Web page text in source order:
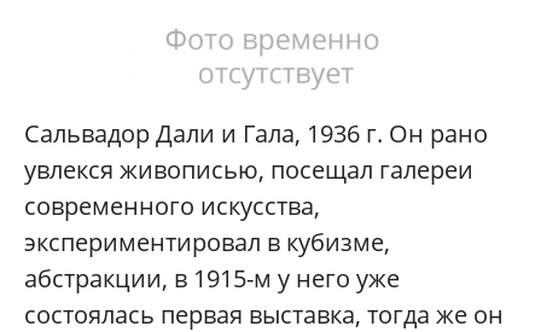
Сальвадор Дали и Гала, 1936 г. Он рано
увлекся живописью, посещал галереи
современного искусства,
экспериментировал в кубизме,
абстракции, в 1915-м у него уже
состоялась первая выставка, тогда же он